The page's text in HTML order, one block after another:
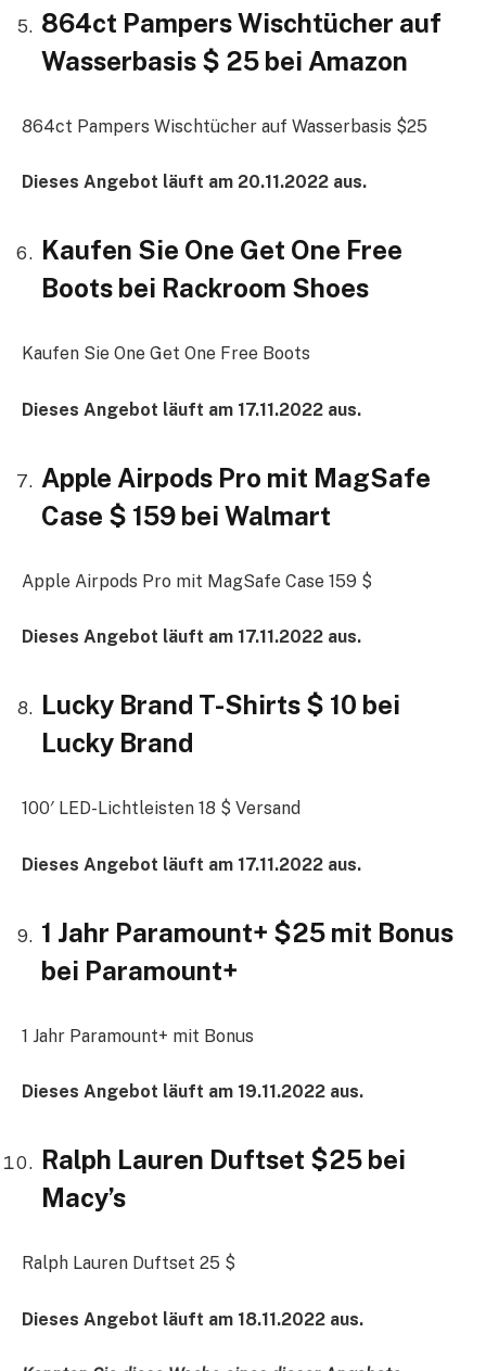
864ct Pampers Wischtücher auf
Wasserbasis $ 25 bei Amazon
864ct Pampers Wischtücher auf Wasserbasis $25
Dieses Angebot läuft am 20.11.2022 aus.
Kaufen Sie One Get One Free
Boots bei Rackroom Shoes
Kaufen Sie One Get One Free Boots
Dieses Angebot läuft am 17.11.2022 aus.
Apple Airpods Pro mit MagSafe
Case $ 159 bei Walmart
Apple Airpods Pro mit MagSafe Case 159 $
Dieses Angebot läuft am 17.11.2022 aus.
Lucky Brand T-Shirts $ 10 bei
Lucky Brand
100′ LED-Lichtleisten 18 $ Versand
Dieses Angebot läuft am 17.11.2022 aus.
1 Jahr Paramount+ $25 mit Bonus
bei Paramount+
1 Jahr Paramount+ mit Bonus
Dieses Angebot läuft am 19.11.2022 aus.
Ralph Lauren Duftset $25 bei
Macy’s
Ralph Lauren Duftset 25 $
Dieses Angebot läuft am 18.11.2022 aus.